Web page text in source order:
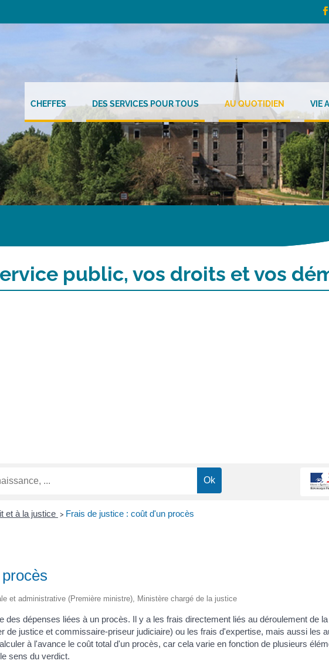
CHEFFES DES SERVICES POUR TOUS AU QUOTIDIEN VIE
public, vos droits et vos
et à la justice > Frais de justice : coût d'un procès
et administrative (Première ministre), Ministère chargé de la justice
des dépenses liées à un procès. Il y a les frais directement liés au déroulement de
de justice et commissaire-priseur judiciaire) ou les frais d'expertise, mais aussi les
à l'avance le coût total d'un procès, car cela varie en fonction de plusieurs
sens du verdict.